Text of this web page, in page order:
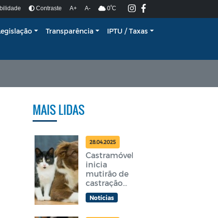
Contraste A+ A- 0ºC
Transparência IPTU / Taxas
MAIS LIDAS
28.04.2025
Castramóvel
inicia
mutirão de
castração
gratuita em
Araruama
Notícias